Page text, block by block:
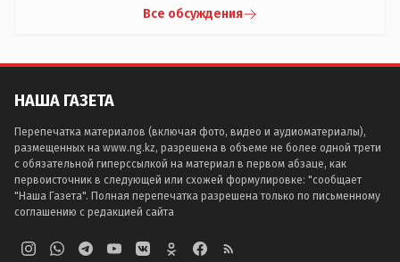
Все обсуждения
НАША ГАЗЕТА
Перепечатка материалов (включая фото, видео и аудиоматериалы),
размещенных на www.ng.kz, разрешена в объеме не более одной трети
с обязательной гиперссылкой на материал в первом абзаце, как
первоисточник в следующей или схожей формулировке: "сообщает
"Наша Газета". Полная перепечатка разрешена только по письменному
соглашению с редакцией сайта